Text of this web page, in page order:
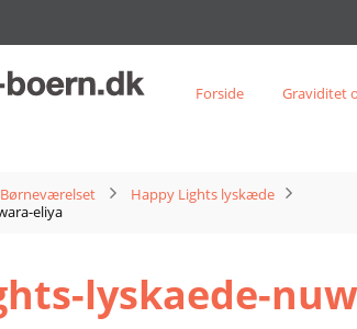
Forside Graviditet
Børneværelset
Happy Lights lyskæde
eliya
lyskaede-